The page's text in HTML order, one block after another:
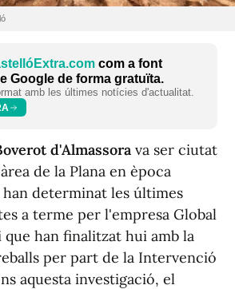
com a font
Google de forma gratuïta.
amb les últimes notícies d'actualitat.
d'Almassora va ser ciutat
de la Plana en època
determinat les últimes
a terme per l'empresa Global
que han finalitzat hui amb la
per part de la Intervenció
aquesta investigació, el